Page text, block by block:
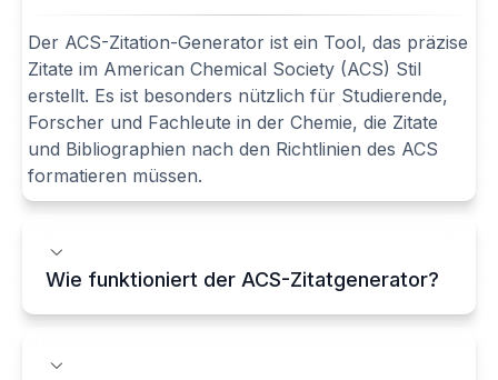
Der ACS-Zitation-Generator ist ein Tool, das präzise
Zitate im American Chemical Society (ACS) Stil
erstellt. Es ist besonders nützlich für Studierende,
Forscher und Fachleute in der Chemie, die Zitate
und Bibliographien nach den Richtlinien des ACS
formatieren müssen.
Wie funktioniert der ACS-Zitatgenerator?